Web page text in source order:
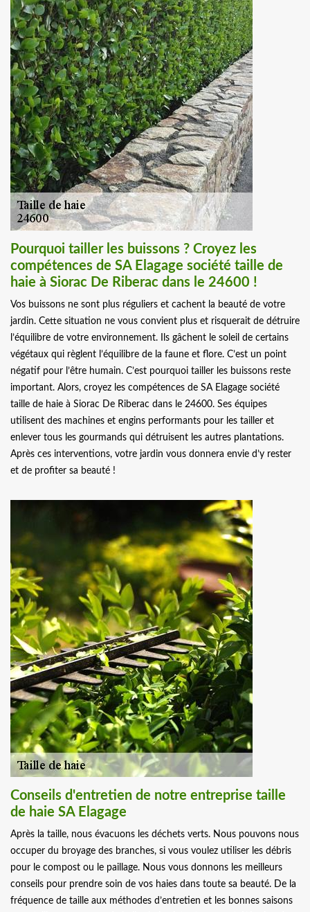
Pourquoi tailler les buissons ? Croyez les
compétences de SA Elagage société taille de
haie à Siorac De Riberac dans le 24600 !
Vos buissons ne sont plus réguliers et cachent la beauté de votre
jardin. Cette situation ne vous convient plus et risquerait de détruire
l’équilibre de votre environnement. Ils gâchent le soleil de certains
végétaux qui règlent l’équilibre de la faune et flore. C’est un point
négatif pour l’être humain. C’est pourquoi tailler les buissons reste
important. Alors, croyez les compétences de SA Elagage société
taille de haie à Siorac De Riberac dans le 24600. Ses équipes
utilisent des machines et engins performants pour les tailler et
enlever tous les gourmands qui détruisent les autres plantations.
Après ces interventions, votre jardin vous donnera envie d’y rester
et de profiter sa beauté !
Conseils d'entretien de notre entreprise taille
de haie SA Elagage
Après la taille, nous évacuons les déchets verts. Nous pouvons nous
occuper du broyage des branches, si vous voulez utiliser les débris
pour le compost ou le paillage. Nous vous donnons les meilleurs
conseils pour prendre soin de vos haies dans toute sa beauté. De la
fréquence de taille aux méthodes d’entretien et les bonnes saisons